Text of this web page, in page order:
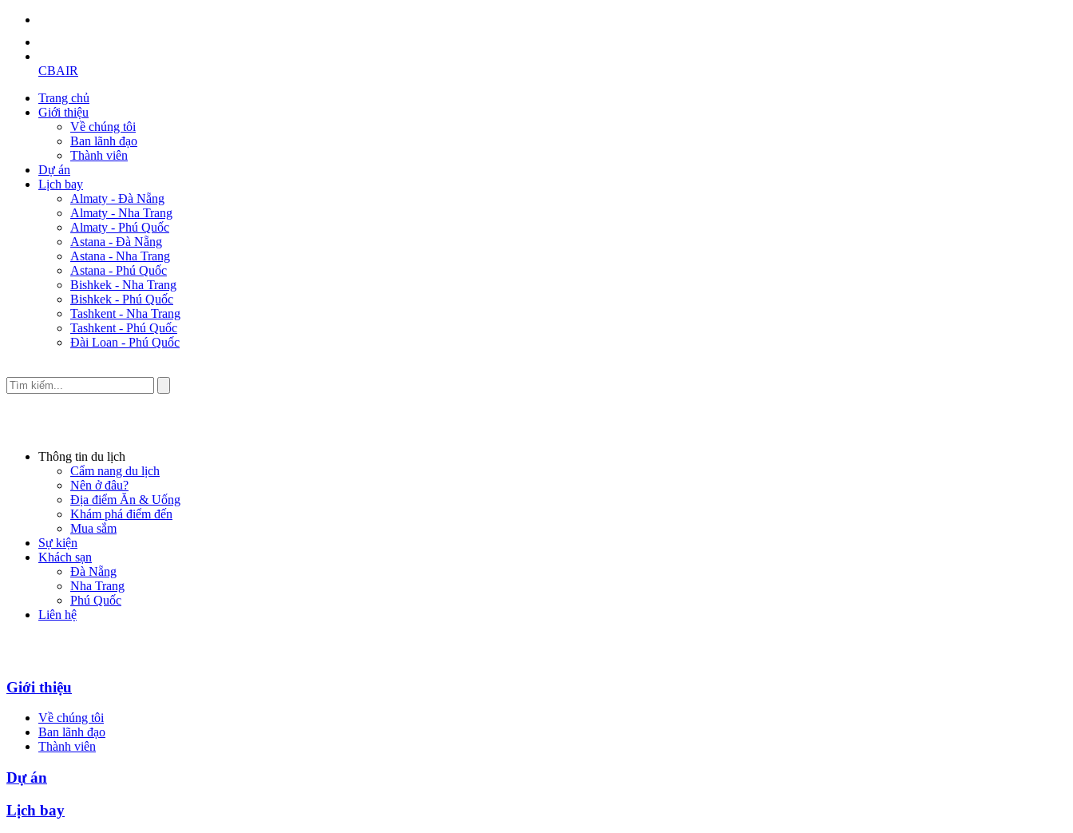
CBAIR
Trang chủ
Giới thiệu
Về chúng tôi
Ban lãnh đạo
Thành viên
Dự án
Lịch bay
Almaty - Đà Nẵng
Almaty - Nha Trang
Almaty - Phú Quốc
Astana - Đà Nẵng
Astana - Nha Trang
Astana - Phú Quốc
Bishkek - Nha Trang
Bishkek - Phú Quốc
Tashkent - Nha Trang
Tashkent - Phú Quốc
Đài Loan - Phú Quốc
Thông tin du lịch
Cẩm nang du lịch
Nên ở đâu?
Địa điểm Ăn & Uống
Khám phá điểm đến
Mua sắm
Sự kiện
Khách sạn
Đà Nẵng
Nha Trang
Phú Quốc
Liên hệ
Giới thiệu
Về chúng tôi
Ban lãnh đạo
Thành viên
Dự án
Lịch bay